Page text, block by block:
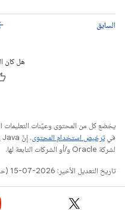
السابق
هل كان
يخضع كل من المحتوى وعيّنات
فيترخيص استخدام المحتوى
لشركة Oracle و/أو الشركات التابعة لها.
تاريخ التعديل الأخير: 2026-07-15 (حسب التوقيت العالمي المتفَّق عليه)